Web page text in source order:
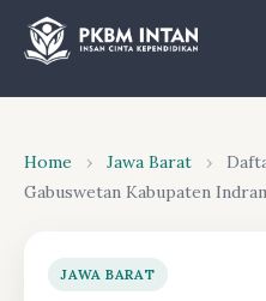
Home › Jawa Barat ›
Gabuswetan Kabupaten
JAWA BARAT